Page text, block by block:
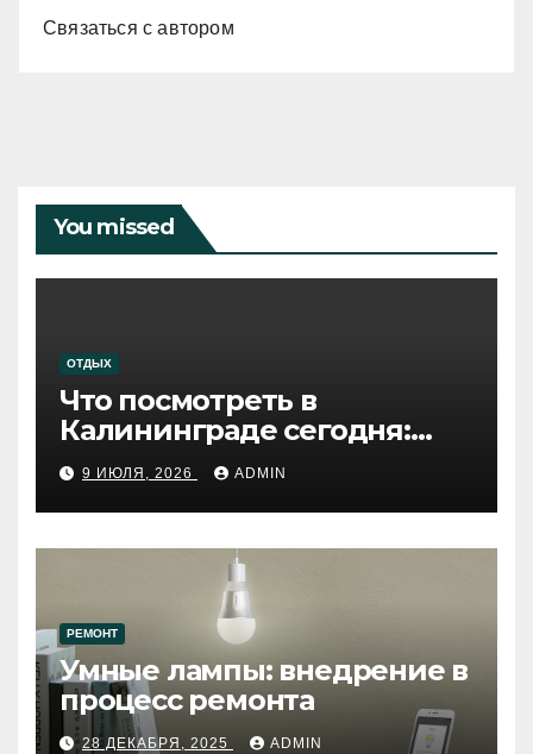
Связаться с автором
You missed
ОТДЫХ
Что посмотреть в
Калининграде сегодня:
путеводитель по самому
западному городу России
9 ИЮЛЯ, 2026 ADMIN
РЕМОНТ
Умные лампы: внедрение в
процесс ремонта
28 ДЕКАБРЯ, 2025 ADMIN